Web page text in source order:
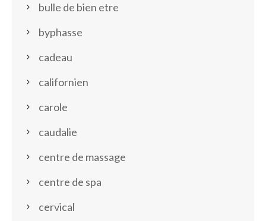
bulle de bien etre
byphasse
cadeau
californien
carole
caudalie
centre de massage
centre de spa
cervical